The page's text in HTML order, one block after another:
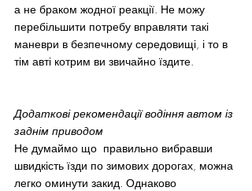
а не браком жодної реакції. Не можу
перебільшити потребу вправляти такі
маневри в безпечному середовищі, і то в
тім авті котрим ви звичайно їздите.
Додаткові рекомендації водіння автом із
заднім приводом
Не думаймо що  правильно вибравши
швидкість їзди по зимових дорогах, можна
легко оминути закид. Однаково